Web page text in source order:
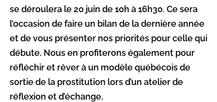
se déroulera le 20 juin de 10h à 16h30. Ce sera
l’occasion de faire un bilan de la dernière année
et de vous présenter nos priorités pour celle qui
débute. Nous en profiterons également pour
réfléchir et rêver à un modèle québécois de
sortie de la prostitution lors d’un atelier de
réflexion et d’échange.